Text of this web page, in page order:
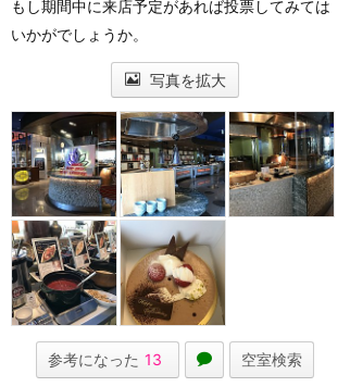
もし期間中に来店予定があれば投票してみては
いかがでしょうか。
写真を拡大
参考になった 13 空室検索